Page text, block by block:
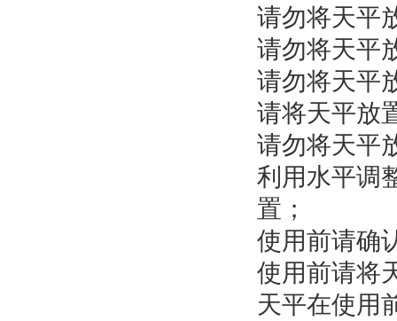
请勿将天平
请勿将天平
请勿将天平
请将天平放
请勿将天平
利用水平调
置；
使用前请确
使用前请将
天平在使用